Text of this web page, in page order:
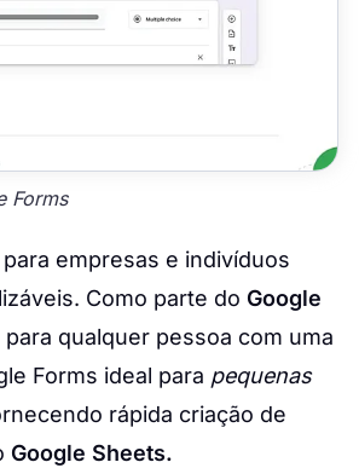
Forms
para empresas e indivíduos
Como parte do Google
qualquer pessoa com uma
Forms ideal para pequenas
rápida criação de
Google Sheets.